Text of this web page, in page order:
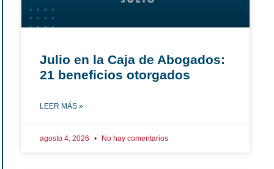
Julio en la Caja de Abogados:
21 beneficios otorgados
LEER MÁS »
agosto 4, 2026 No hay comentarios